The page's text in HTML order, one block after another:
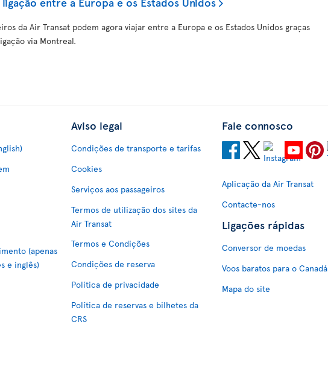
da Air Transat podem agora viajar entre a Europa e os Estados Unidos graças
via Montreal.
(apenas
e inglês)
Aviso legal
Condições de transporte e tarifas
Cookies
Serviços aos passageiros
Termos de utilização dos sites da
Air Transat
Termos e Condições
Condições de reserva
Política de privacidade
Política de reservas e bilhetes da
CRS
Fale connosco
Aplicação da Air Transat
Contacte-nos
Ligações rápidas
Conversor de moedas
Voos baratos para o Canadá
Mapa do site